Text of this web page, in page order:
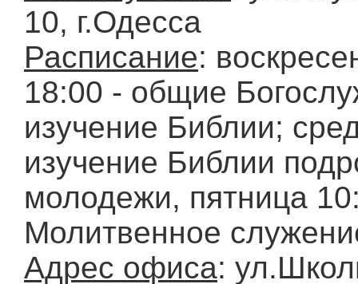
10, г.Одесса
Расписание:
18:00 - общие
изучение Библии;
изучение Библии
молодежи, пятница
Молитвенное
Адрес офиса: